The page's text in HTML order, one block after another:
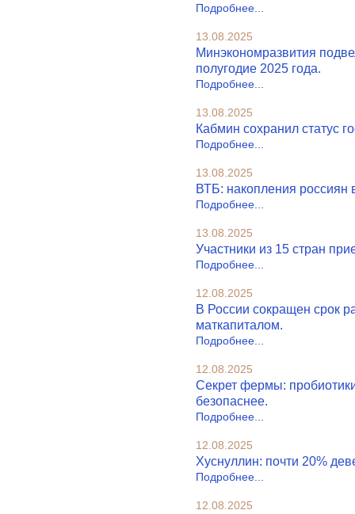
Подробнее...
13.08.2025
Минэкономразвития
полугодие 2025 года.
Подробнее...
13.08.2025
Кабмин сохранил статус
Подробнее...
13.08.2025
ВТБ: накопления россиян
Подробнее...
13.08.2025
Участники из 15 стран
Подробнее...
12.08.2025
В России сокращен срок
маткапиталом.
Подробнее...
12.08.2025
Секрет фермы:
безопаснее.
Подробнее...
12.08.2025
Хуснуллин: почти 20%
Подробнее...
12.08.2025